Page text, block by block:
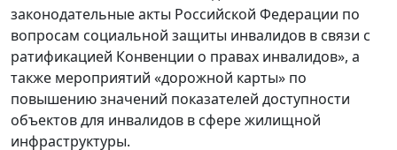
законодательные акты Российской Федерации по
вопросам социальной защиты инвалидов в связи с
ратификацией Конвенции о правах инвалидов», а
также мероприятий «дорожной карты» по
повышению значений показателей доступности
объектов для инвалидов в сфере жилищной
инфраструктуры.